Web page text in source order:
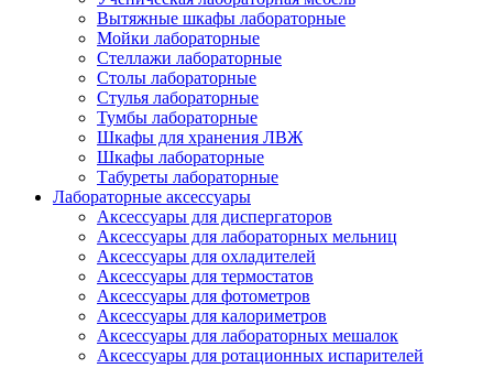
Вытяжные шкафы лабораторные
Мойки лабораторные
Стеллажи лабораторные
Столы лабораторные
Стулья лабораторные
Тумбы лабораторные
Шкафы для хранения ЛВЖ
Шкафы лабораторные
Табуреты лабораторные
Лабораторные аксессуары
Аксессуары для диспергаторов
Аксессуары для лабораторных мельниц
Аксессуары для охладителей
Аксессуары для термостатов
Аксессуары для фотометров
Аксессуары для калориметров
Аксессуары для лабораторных мешалок
Аксессуары для ротационных испарителей